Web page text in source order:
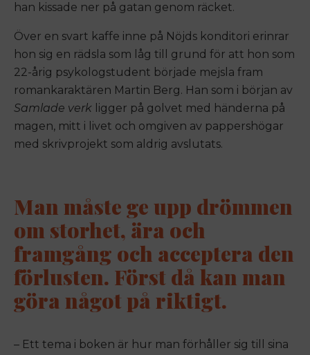
han kissade ner på gatan genom räcket.
Över en svart kaffe inne på Nöjds konditori erinrar
hon sig en rädsla som låg till grund för att hon som
22-årig psykologstudent började mejsla fram
romankaraktären Martin Berg. Han som i början av
Samlade verk ligger på golvet med händerna på
magen, mitt i livet och omgiven av pappershögar
med skrivprojekt som aldrig avslutats.
Man måste ge upp drömmen
om storhet, ära och
framgång och acceptera den
förlusten. Först då kan man
göra något på riktigt.
– Ett tema i boken är hur man förhåller sig till sina